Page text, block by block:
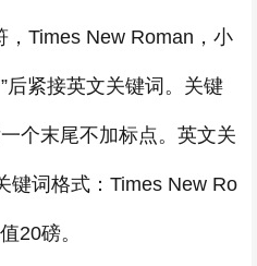
，Times New Roman，小
后紧接英文关键词。关键
个末尾不加标点。英文关
键词格式：Times New Ro
20磅。